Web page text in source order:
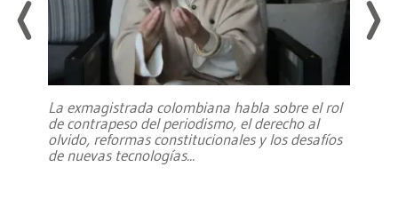
La exmagistrada colombiana habla sobre el rol
de contrapeso del periodismo, el derecho al
olvido, reformas constitucionales y los desafíos
de nuevas tecnologías...